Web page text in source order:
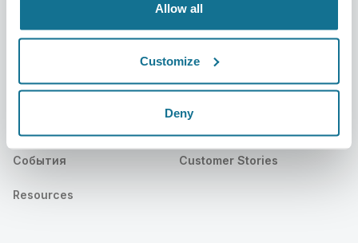
Allow all
Customize
Deny
Новости
События
Resources
Бизнес решения
Планы для хирурга
Customer Stories